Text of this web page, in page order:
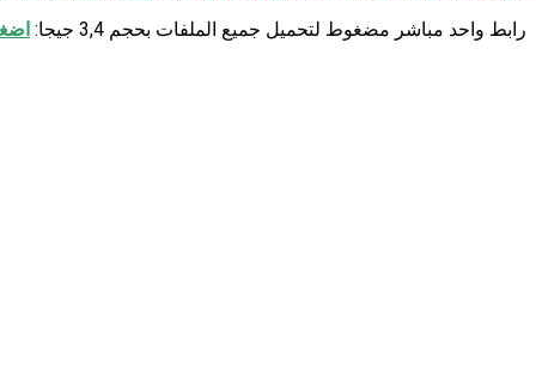
رابط واحد مباشر مضغوط لتحميل جميع الملفات بحجم 3,4 جيجا: